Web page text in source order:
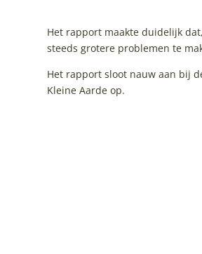
Het rapport maakte duidelijk
steeds grotere problemen te
Het rapport sloot nauw aan bij
Kleine Aarde op.